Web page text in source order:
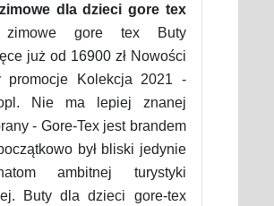
dla dzieci gore tex
zimowe gore tex Buty
już od 16900 zł Nowości
promocje Kolekcja 2021 -
Nie ma lepiej znanej
- Gore-Tex jest brandem
był bliski jedynie
ambitnej turystyki
Buty dla dzieci gore-tex